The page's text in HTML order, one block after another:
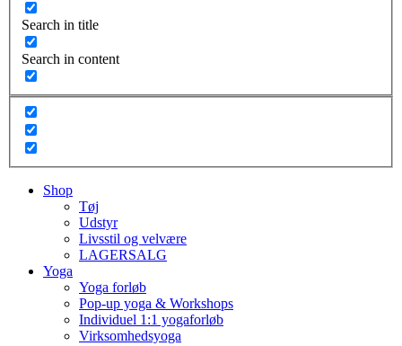
Search in title
Search in content
Shop
Tøj
Udstyr
Livsstil og velvære
LAGERSALG
Yoga
Yoga forløb
Pop-up yoga & Workshops
Individuel 1:1 yogaforløb
Virksomhedsyoga